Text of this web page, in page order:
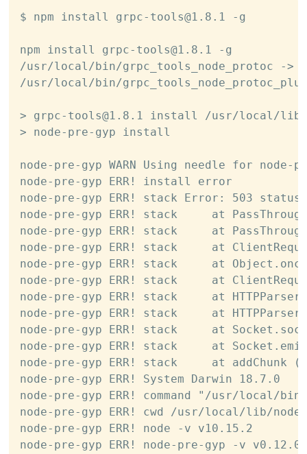
$ npm install grpc-tools@1.8.1 -g
npm install grpc-tools@1.8.1 -g
/usr/local/bin/grpc_tools_node_protoc -
/usr/local/bin/
> grpc-tools@1.8.1 install /usr/local/lib/
> node-pre-gyp install
node-pre-gyp WARN Using needle for node-
node-pre-gyp ERR! install error
node-pre-gyp ERR! stack Error: 503
node-pre-gyp ERR! stack     at
node-pre-gyp ERR! stack     at
node-pre-gyp ERR! stack     at
node-pre-gyp ERR! stack     at
node-pre-gyp ERR! stack     at
node-pre-gyp ERR! stack     at
node-pre-gyp ERR! stack     at
node-pre-gyp ERR! stack     at
node-pre-gyp ERR! stack     at
node-pre-gyp ERR! stack     at addChunk
node-pre-gyp ERR! System Darwin 18.7.0
node-pre-gyp ERR! command "/usr/local/
node-pre-gyp ERR! cwd /usr/local/lib/
node-pre-gyp ERR! node -v v10.15.2
node-pre-gyp ERR! node-pre-gyp -v v0.12.0